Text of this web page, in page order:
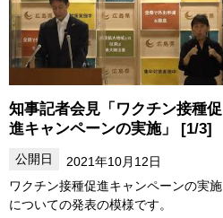
知事記者会見「ワクチン接種促
進キャンペーンの実施」 [1/3]
2021年10月12日
ワクチン接種促進キャンペーンの実施
についての発表の模様です。